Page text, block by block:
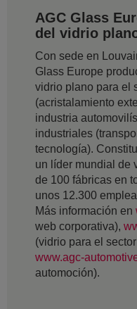
AGC Glass
del vidrio
Con sede en
Glass Europe
vidrio plano para el
(acristalamiento
industria
industriales
tecnología).
un líder mundial de
de 100 fábricas en
unos 12.300
Más información en
web corporativa),
(vidrio para el
www.agc-
automoción).